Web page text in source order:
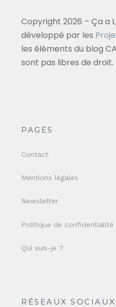
Copyright 2026 – Ça a
développé par les
les éléments du blog CA
sont pas libres de droit.
PAGES
Contact
Mentions légales
Newsletter
Politique de confidentialité
Qui suis-je ?
RÉSEAUX SOCIAUX